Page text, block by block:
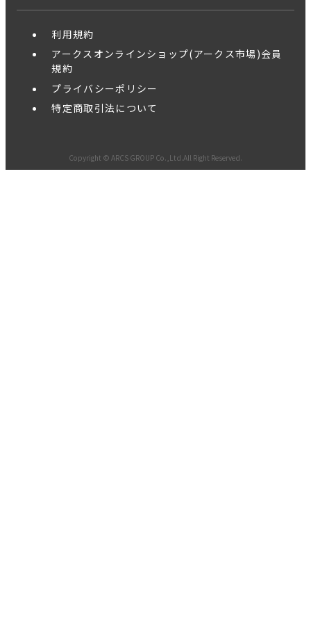
利用規約
アークスオンラインショップ(アークス市場)会員
規約
プライバシーポリシー
特定商取引法について
Copyright © ARCS GROUP Co.,Ltd.All Right Reserved.